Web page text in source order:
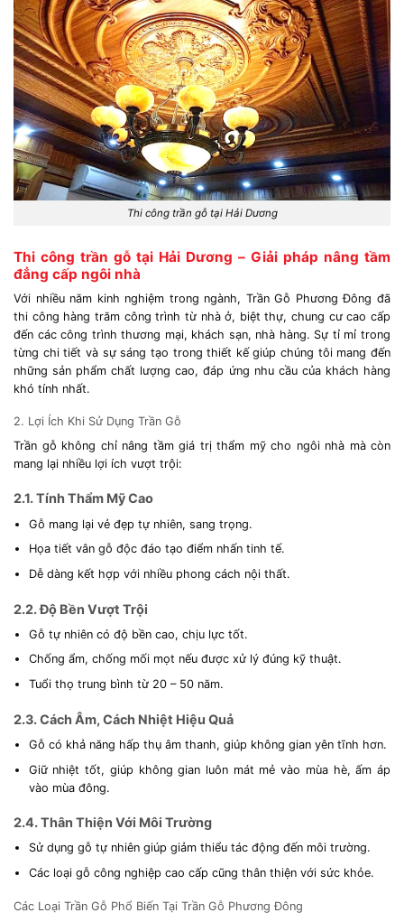
Thi công trần gỗ tại Hải Dương
Thi công trần gỗ tại Hải Dương – Giải pháp nâng tầm
đẳng cấp ngôi nhà
Với nhiều năm kinh nghiệm trong ngành, Trần Gỗ Phương Đông đã
thi công hàng trăm công trình từ nhà ở, biệt thự, chung cư cao cấp
đến các công trình thương mại, khách sạn, nhà hàng. Sự tỉ mỉ trong
từng chi tiết và sự sáng tạo trong thiết kế giúp chúng tôi mang đến
những sản phẩm chất lượng cao, đáp ứng nhu cầu của khách hàng
khó tính nhất.
2. Lợi Ích Khi Sử Dụng Trần Gỗ
Trần gỗ không chỉ nâng tầm giá trị thẩm mỹ cho ngôi nhà mà còn
mang lại nhiều lợi ích vượt trội:
2.1. Tính Thẩm Mỹ Cao
Gỗ mang lại vẻ đẹp tự nhiên, sang trọng.
Họa tiết vân gỗ độc đáo tạo điểm nhấn tinh tế.
Dễ dàng kết hợp với nhiều phong cách nội thất.
2.2. Độ Bền Vượt Trội
Gỗ tự nhiên có độ bền cao, chịu lực tốt.
Chống ẩm, chống mối mọt nếu được xử lý đúng kỹ thuật.
Tuổi thọ trung bình từ 20 – 50 năm.
2.3. Cách Âm, Cách Nhiệt Hiệu Quả
Gỗ có khả năng hấp thụ âm thanh, giúp không gian yên tĩnh hơn.
Giữ nhiệt tốt, giúp không gian luôn mát mẻ vào mùa hè, ấm áp
vào mùa đông.
2.4. Thân Thiện Với Môi Trường
Sử dụng gỗ tự nhiên giúp giảm thiểu tác động đến môi trường.
Các loại gỗ công nghiệp cao cấp cũng thân thiện với sức khỏe.
Các Loại Trần Gỗ Phổ Biến Tại Trần Gỗ Phương Đông